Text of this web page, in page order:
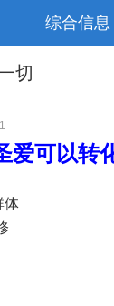
综合信息
切
爱可以转
体